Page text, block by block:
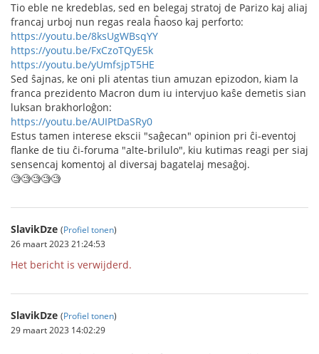
Tio eble ne kredeblas, sed en belegaj stratoj de Parizo kaj aliaj
francaj urboj nun regas reala ĥaoso kaj perforto:
https://youtu.be/8ksUgWBsqYY
https://youtu.be/FxCzoTQyE5k
https://youtu.be/yUmfsjpT5HE
Sed ŝajnas, ke oni pli atentas tiun amuzan epizodon, kiam la
franca prezidento Macron dum iu intervjuo kaŝe demetis sian
luksan brakhorloĝon:
https://youtu.be/AUIPtDaSRy0
Estus tamen interese ekscii "saĝecan" opinion pri ĉi-eventoj
flanke de tiu ĉi-foruma "alte-brilulo", kiu kutimas reagi per siaj
sensencaj komentoj al diversaj bagatelaj mesaĝoj.
🧐🧐🧐🧐🧐
SlavikDze (Profiel tonen)
26 maart 2023 21:24:53
Het bericht is verwijderd.
SlavikDze (Profiel tonen)
29 maart 2023 14:02:29